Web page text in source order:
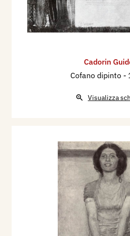
quattordici dipinti: L'episodio
di Gino Damerini, Ritratto del
Composizione, Fanciulla nuda,
Venezia - settembre 1929,
Bozzetto per pala di S. Pietro
Deposizione, Studio per
Bozzetto per Crocefissione,
Martino, Bozzetto per San
Nel 1934 partecipa alla XIX
Internazionale d'Arte della
Cadorin
Cofano dipinto -
Visualizza